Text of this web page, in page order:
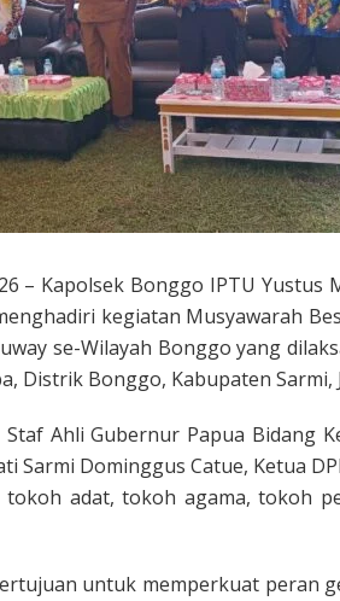
– Kapolsek Bonggo IPTU Yustus
kegiatan Musyawarah
se-Wilayah Bonggo yang
Distrik Bonggo, Kabupaten Sarmi,
Ahli Gubernur Papua Bidang
Sarmi Dominggus Catue, Ketua
adat, tokoh agama, tokoh
untuk memperkuat peran